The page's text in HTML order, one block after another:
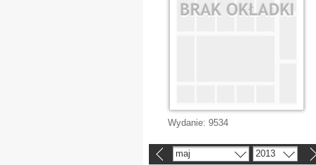
Wydanie: 9534
maj 2013